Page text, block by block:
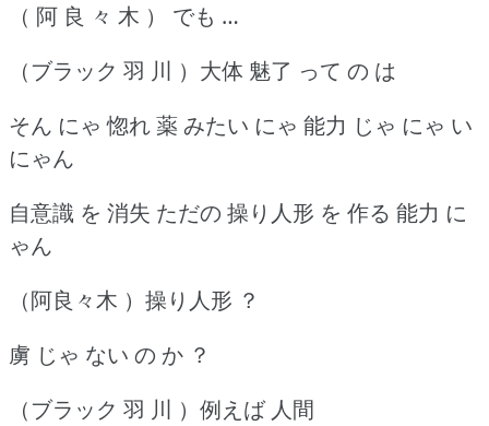
（ 阿 良 々 木 ） でも …
（ブラック 羽 川 ）大体 魅了 って の は
そん にゃ 惚れ 薬 みたい にゃ 能力 じゃ にゃ い
にゃん
自意識 を 消失 ただの 操り人形 を 作る 能力 に
ゃん
（阿良々木 ）操り人形 ？
虜 じゃ ない の か ？
（ブラック 羽 川 ）例えば 人間